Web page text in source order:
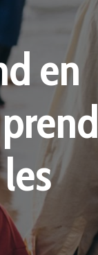
en